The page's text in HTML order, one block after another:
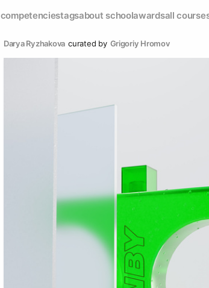
competenciestagsabout schoolawardsall
Darya Ryzhakova curated by Grigoriy Hromov